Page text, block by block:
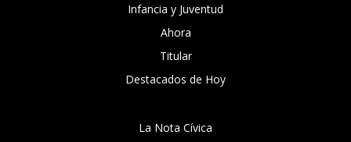
Infancia y Juventud
Ahora
Titular
Destacados de Hoy
La Nota Cívica